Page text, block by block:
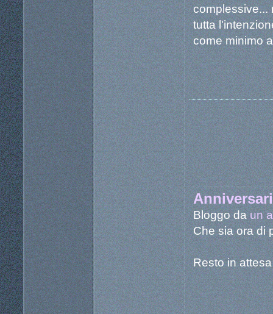
complessive...
tutta
come minimo
Bloggo daun
Che sia ora di
Resto in